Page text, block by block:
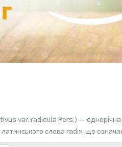
var. radicula Pers.) —
слова radix, що